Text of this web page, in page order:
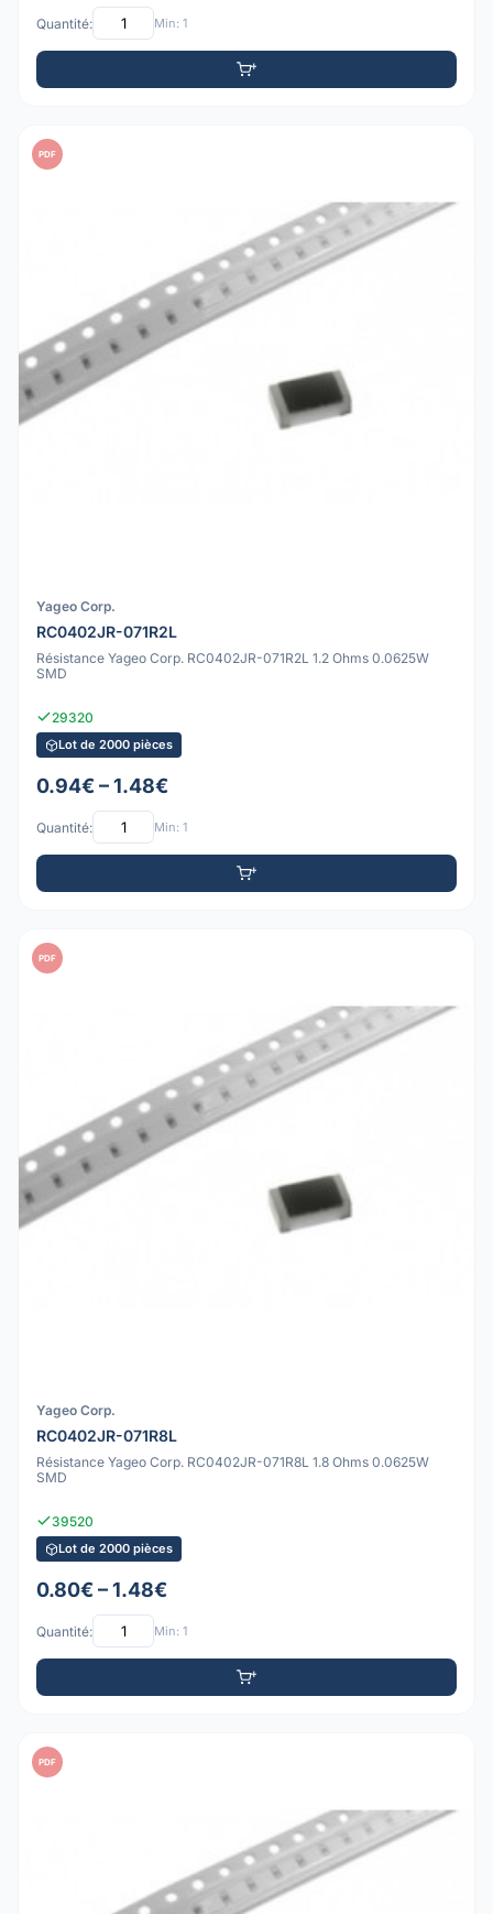
Quantité: Min: 1
PDF
Yageo Corp.
RC0402JR-071R2L
Résistance Yageo Corp. RC0402JR-071R2L 1.2 Ohms 0.0625W
SMD
29320
Lot de 2000 pièces
0.94€ – 1.48€
Quantité: Min: 1
PDF
Yageo Corp.
RC0402JR-071R8L
Résistance Yageo Corp. RC0402JR-071R8L 1.8 Ohms 0.0625W
SMD
39520
Lot de 2000 pièces
0.80€ – 1.48€
Quantité: Min: 1
PDF